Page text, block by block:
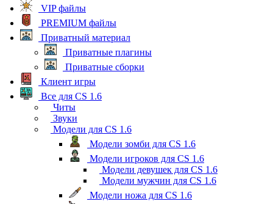
VIP файлы
PREMIUM файлы
Приватный материал
Приватные плагины
Приватные сборки
Клиент игры
Все для CS 1.6
Читы
Звуки
Модели для CS 1.6
Модели зомби для CS 1.6
Модели игроков для CS 1.6
Модели девушек для CS 1.6
Модели мужчин для CS 1.6
Модели ножа для CS 1.6